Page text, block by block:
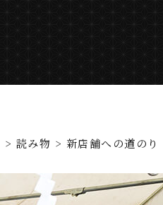
> 読み物 > 新店舗への道のり